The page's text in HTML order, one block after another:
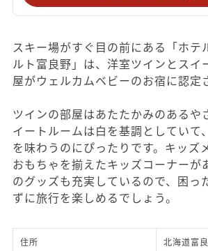
スキー場がすぐ目の前にある「ホテ
ルト富良野」は、洋室ツインとスイ
屋がウェルカムベビーのお宿に認定
ツインの部屋はあたたかみのあるや
イートルームは白を基調としていて
を味わうのにぴったりです。キッズ
おもちゃを揃えたキッズコーナーが
のグッズも充実しているので、困っ
ずに旅行を楽しめるでしょう。
住所 北海道富